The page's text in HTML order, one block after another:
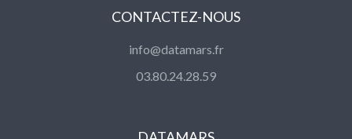
CONTACTEZ-NOUS
info@datamars.fr
03.80.24.28.59